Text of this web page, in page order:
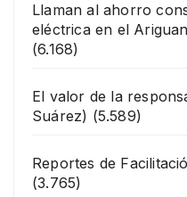
Llaman al ahorro
eléctrica en el
(6.168)
El valor de la
Suárez) (5.589)
Reportes de
(3.765)